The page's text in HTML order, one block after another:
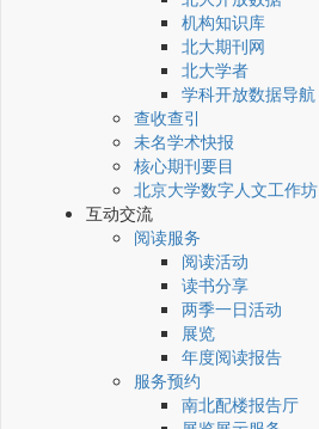
机构知识库
北大期刊网
北大学者
学科开放数据导航
查收查引
未名学术快报
核心期刊要目
北京大学数字人文工作坊
互动交流
阅读服务
阅读活动
读书分享
两季一日活动
展览
年度阅读报告
服务预约
南北配楼报告厅